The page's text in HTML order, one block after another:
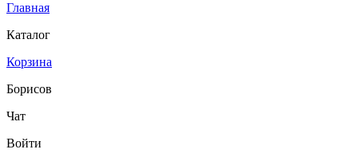
Главная
Каталог
Корзина
Борисов
Чат
Войти